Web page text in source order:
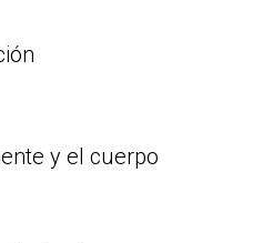
y el cuerpo